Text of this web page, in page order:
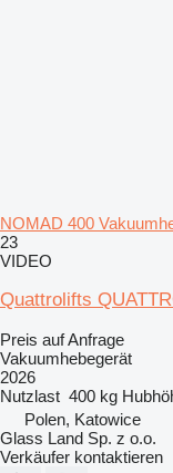
NOMAD 400
23
VIDEO
Quattrolifts
Preis auf Anfrage
Vakuumhebegerät
2026
Nutzlast 400 kg
Polen, Katowice
Glass Land Sp. z o.o.
Verkäufer kontaktieren